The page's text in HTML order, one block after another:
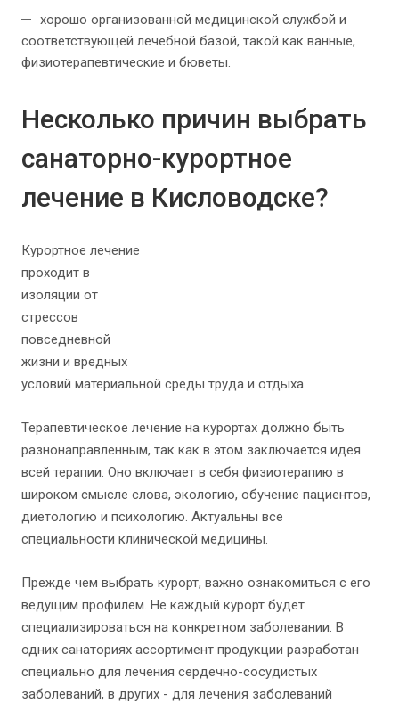
хорошо организованной медицинской службой и
соответствующей лечебной базой, такой как ванные,
физиотерапевтические и бюветы.
Несколько причин выбрать
санаторно-курортное
лечение в Кисловодске?
Курортное лечение
проходит в
изоляции от
стрессов
повседневной
жизни и вредных
условий материальной среды труда и отдыха.
Терапевтическое лечение на курортах должно быть
разнонаправленным, так как в этом заключается идея
всей терапии. Оно включает в себя физиотерапию в
широком смысле слова, экологию, обучение пациентов,
диетологию и психологию. Актуальны все
специальности клинической медицины.
Прежде чем выбрать курорт, важно ознакомиться с его
ведущим профилем. Не каждый курорт будет
специализироваться на конкретном заболевании. В
одних санаториях ассортимент продукции разработан
специально для лечения сердечно-сосудистых
заболеваний, в других - для лечения заболеваний